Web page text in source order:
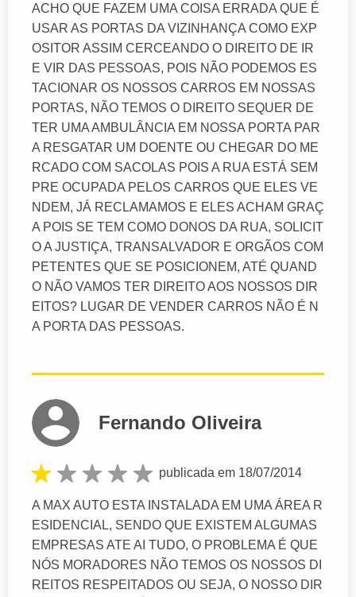
ACHO QUE FAZEM UMA COISA ERRADA QUE É
USAR AS PORTAS DA VIZINHANÇA COMO EXP
OSITOR ASSIM CERCEANDO O DIREITO DE IR
E VIR DAS PESSOAS, POIS NÃO PODEMOS ES
TACIONAR OS NOSSOS CARROS EM NOSSAS
PORTAS, NÃO TEMOS O DIREITO SEQUER DE
TER UMA AMBULÂNCIA EM NOSSA PORTA PAR
A RESGATAR UM DOENTE OU CHEGAR DO ME
RCADO COM SACOLAS POIS A RUA ESTÁ SEM
PRE OCUPADA PELOS CARROS QUE ELES VE
NDEM, JÁ RECLAMAMOS E ELES ACHAM GRAÇ
A POIS SE TEM COMO DONOS DA RUA, SOLICIT
O A JUSTIÇA, TRANSALVADOR E ORGÃOS COM
PETENTES QUE SE POSICIONEM, ATÉ QUAND
O NÃO VAMOS TER DIREITO AOS NOSSOS DIR
EITOS? LUGAR DE VENDER CARROS NÃO É N
A PORTA DAS PESSOAS.
Fernando Oliveira
publicada em 18/07/2014
A MAX AUTO ESTA INSTALADA EM UMA ÁREA R
ESIDENCIAL, SENDO QUE EXISTEM ALGUMAS
EMPRESAS ATE AI TUDO, O PROBLEMA É QUE
NÓS MORADORES NÃO TEMOS OS NOSSOS DI
REITOS RESPEITADOS OU SEJA, O NOSSO DIR